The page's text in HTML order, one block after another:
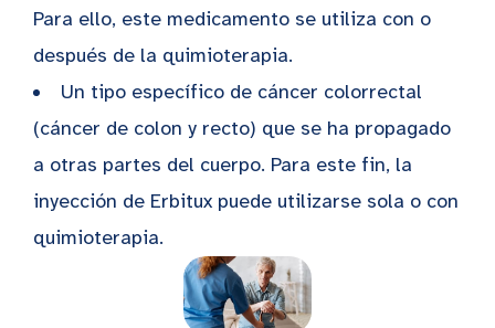
Para ello, este medicamento se utiliza con o
después de la quimioterapia.
Un tipo específico de cáncer colorrectal
(cáncer de colon y recto) que se ha propagado
a otras partes del cuerpo. Para este fin, la
inyección de Erbitux puede utilizarse sola o con
quimioterapia.